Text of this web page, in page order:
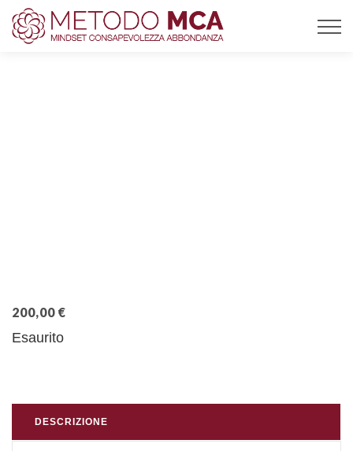
200,00 €
Esaurito
DESCRIZIONE